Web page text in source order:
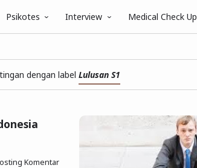
Psikotes Interview Medical Check Up
dengan label Lulusan S1
Komentar